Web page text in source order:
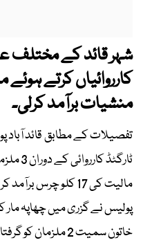
شہر قائد کے مختلف
کارروائیاں کرتے ہوئے
منشیات برآمد کرلی۔
تفصیلات کے مطابق قائد
مالیت کی 17 کلو
پولیس نے گزری میں چھاپہ
خاتون سمیت 2 ملزمان کو گرفتار کر کے آئس برآمد کرلی۔